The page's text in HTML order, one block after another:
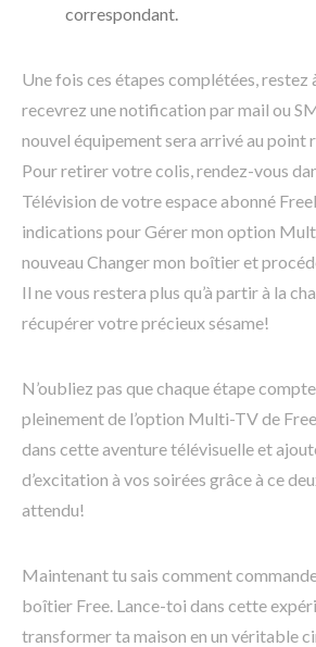
correspondant.
Une fois ces étapes complétées, restez
recevrez une notification par mail ou
nouvel équipement sera arrivé au point
Pour retirer votre colis, rendez-vous
Télévision de votre espace abonné
indications pour Gérer mon option
nouveau Changer mon boîtier et
Il ne vous restera plus qu’à partir à la
récupérer votre précieux sésame!
N’oubliez pas que chaque étape
pleinement de l’option Multi-TV de
dans cette aventure télévisuelle et
d’excitation à vos soirées grâce à ce
attendu!
Maintenant tu sais comment
boîtier Free. Lance-toi dans cette
transformer ta maison en un véritable